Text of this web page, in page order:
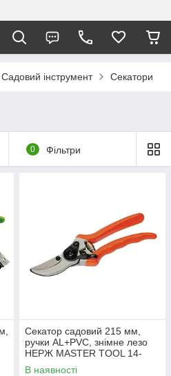
Садовий інструмент Секатори
0 Фільтри
Секатор садовий 215 мм,
ручки AL+PVC, знімне лезо
НЕРЖ MASTER TOOL 14-
6110
В наявності